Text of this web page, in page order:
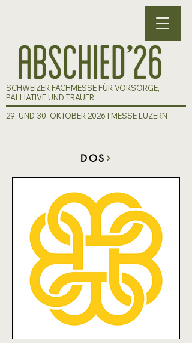
SCHWEIZER FACHMESSE FÜR VORSORGE,
PALLIATIVE UND TRAUER
29. UND 30. OKTOBER 2026 I MESSE LUZERN
DOS